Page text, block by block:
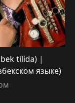
tilida) |
языке)